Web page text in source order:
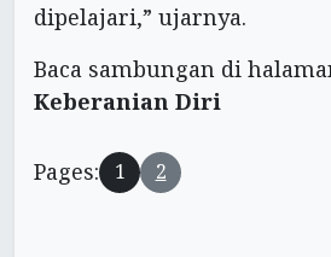
dipelajari,” ujarnya.
Baca sambungan di
Keberanian Diri
Pages: 1 2